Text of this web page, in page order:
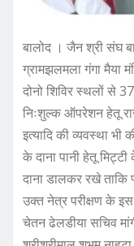
बालोद । जैन श्री संघ
ग्रामझलमला गंगा मैया
दोनो शिविर स्थलों से
निःशुल्क ऑपरेशन हेतू
इत्यादि की व्यवस्था भी
के दाना पानी हेतू
दाना डालकर रखे ताकि
उक्त नेत्र परीक्षण के
चेतन ढेलडीया सचिव